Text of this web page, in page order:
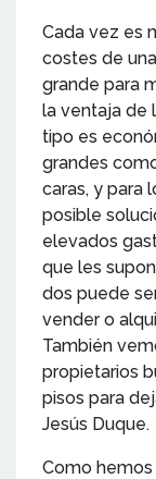
Cada vez es
costes de
grande para
la ventaja de
tipo es
grandes
caras, y para
posible
elevados
que les
dos puede
vender o
También
propietarios
pisos para
Jesús Duque.
Como